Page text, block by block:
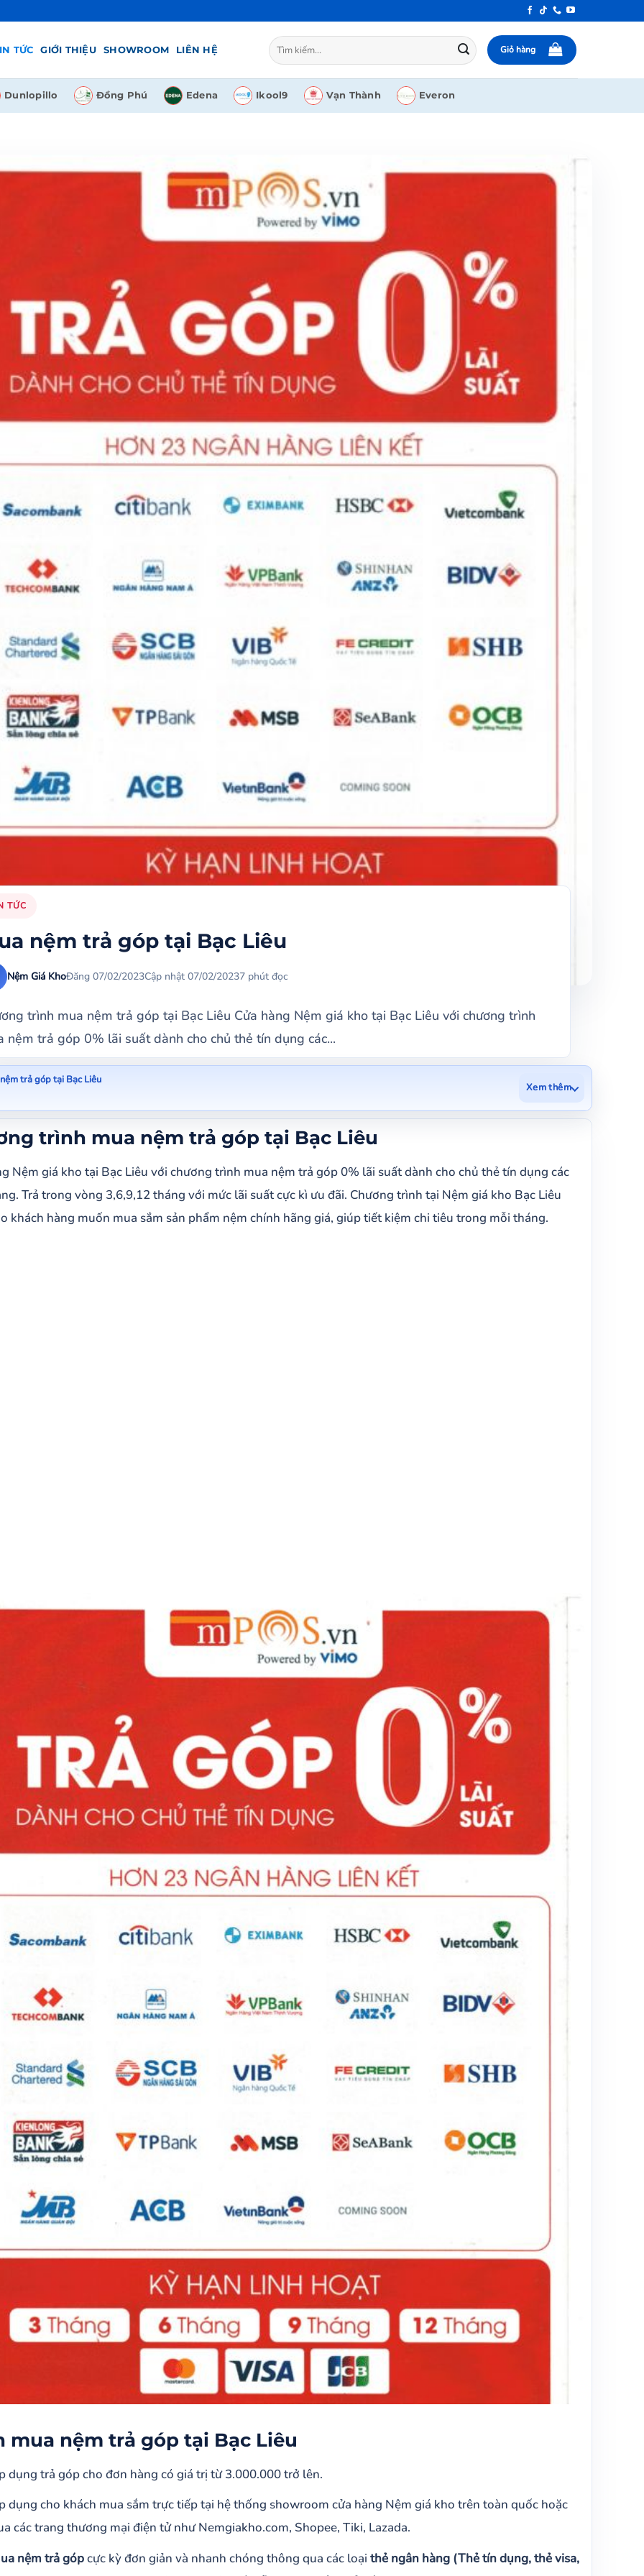
TỨC GIỚI THIỆU SHOWROOM LIÊN HỆ
Tìm
kiếm:
Giỏ hàng
Dunlopillo Đồng Phú Edena Ikool9 Vạn Thành Everon
TỨC
nệm trả góp tại Bạc Liêu
Nệm Giá KhoĐăng 07/02/2023Cập nhật 07/02/20237 phút đọc
trình mua nệm trả góp tại Bạc Liêu Cửa hàng Nệm giá kho tại Bạc Liêu với chương trình
nệm trả góp 0% lãi suất dành cho chủ thẻ tín dụng các...
trả góp tại Bạc Liêu
Xem thêm
trình mua nệm trả góp tại Bạc Liêu
sản phẩm nệm trả góp nên mua tại Bạc Liêu
cao su trả góp tại Bạc Liêu
trình mua nệm trả góp tại Bạc Liêu
Nệm giá kho tại Bạc Liêu với chương trình mua nệm trả góp 0% lãi suất dành cho chủ thẻ tín dụng các
Trả trong vòng 3,6,9,12 tháng với mức lãi suất cực kì ưu đãi. Chương trình tại Nệm giá kho Bạc Liêu
khách hàng muốn mua sắm sản phẩm nệm chính hãng giá, giúp tiết kiệm chi tiêu trong mỗi tháng.
mua nệm trả góp tại Bạc Liêu
dụng trả góp cho đơn hàng có giá trị từ 3.000.000 trở lên.
dụng cho khách mua sắm trực tiếp tại hệ thống showroom cửa hàng Nệm giá kho trên toàn quốc hoặc
các trang thương mại điện tử như Nemgiakho.com, Shopee, Tiki, Lazada.
nệm trả gópcực kỳ đơn giản và nhanh chóng thông qua các loạithẻ ngân hàng (Thẻ tín dụng, thẻ visa,